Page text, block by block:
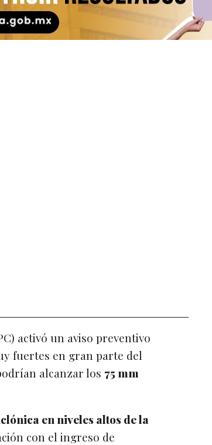
activó un aviso preventivo
fuertes en gran parte del
alcanzar los 75 mm
en niveles altos de la
con el ingreso de